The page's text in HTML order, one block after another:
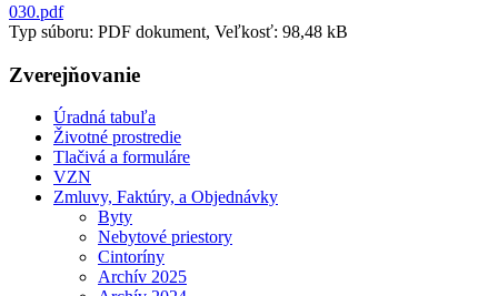
030.pdf
Typ súboru: PDF dokument, Veľkosť: 98,48 kB
Zverejňovanie
Úradná tabuľa
Životné prostredie
Tlačivá a formuláre
VZN
Zmluvy, Faktúry, a Objednávky
Byty
Nebytové priestory
Cintoríny
Archív 2025